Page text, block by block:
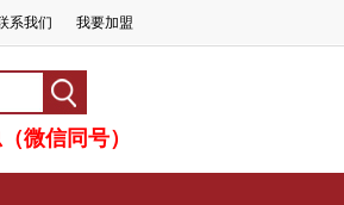
系我们 我要加盟
微信同号）